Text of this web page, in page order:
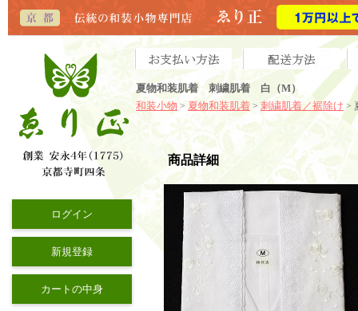
夏物和装肌着 刺繍肌着 白（M）
和装小物 > 夏物和装肌着 >刺繍肌着／裾除け >
ログイン
新規登録
カートの中身
商品詳細